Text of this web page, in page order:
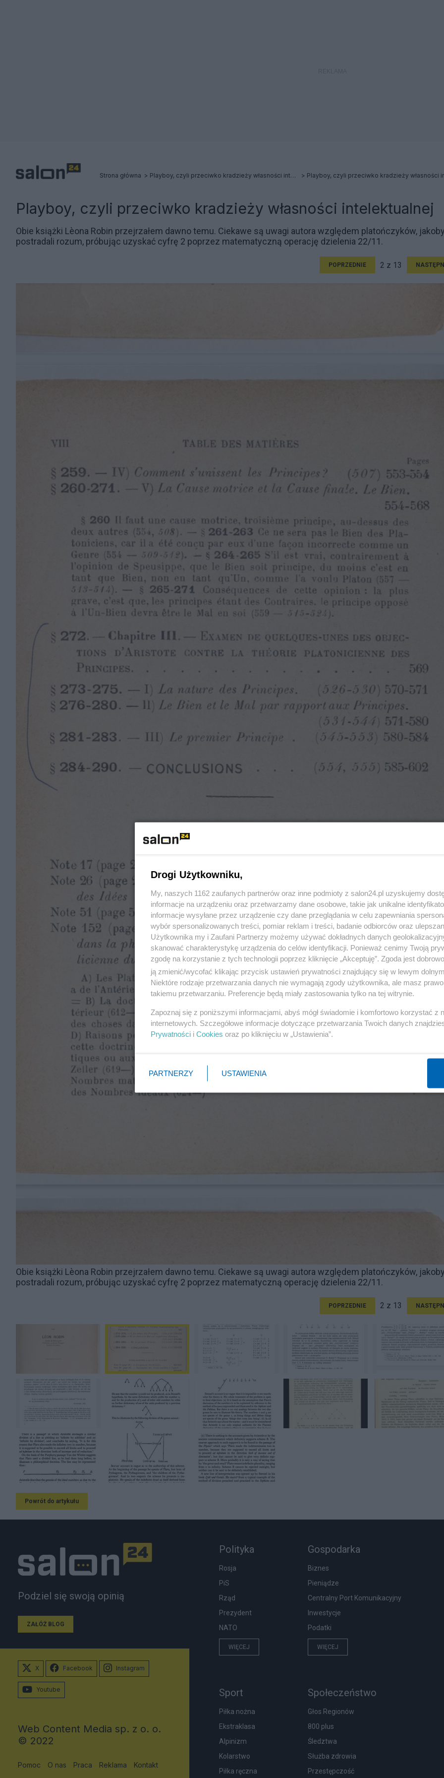
Strona główna Playboy, czyli przeciwko kradzieży własności intelektualnej. (cz. I i II) Playboy, czyli przeciwko kradzieży własności
Playboy, czyli przeciwko kradzieży własności intelektualnej
Obie książki Lèona Robin przejrzałem dawno temu. Ciekawe są uwagi autora względem platończyków,
postradali rozum, próbując uzyskać cyfrę 2 poprzez matematyczną operację dzielenia 22/11.
POPRZEDNIE 2 z 13
Obie książki Lèona Robin przejrzałem dawno temu. Ciekawe są uwagi autora względem platończyków,
postradali rozum, próbując uzyskać cyfrę 2 poprzez matematyczną operację dzielenia 22/11.
POPRZEDNIE 2 z 13
Powrót do artykułu
Podziel się swoją opinią
ZAŁÓŻ BLOG
Polityka
Rosja
PiS
Rząd
Prezydent
NATO
WIĘCEJ
Gospodarka
Biznes
Pieniądze
Centralny Port Komunikacyjny
Inwestycje
Podatki
WIĘCEJ
Sport
Piłka nożna
Ekstraklasa
Alpinizm
Kolarstwo
Piłka ręczna
Społeczeństwo
Głos Regionów
800 plus
Śledztwa
Służba zdrowia
Przestępczość
X Facebook Instagram
Youtube
Web Content Media sp. z o. o.
© 2022
Pomoc O nas Praca Reklama Kontakt
Drogi Użytkowniku,
My, naszych 1162 zaufanych partnerów oraz inne podmioty z salon24.pl uzyskujemy
informacje na urządzeniu oraz przetwarzamy dane osobowe, takie jak unikalne
informacje wysyłane przez urządzenie czy dane przeglądania w celu zapewniania
wybór spersonalizowanych treści, pomiar reklam i treści, badanie odbiorców oraz
Użytkownika my i Zaufani Partnerzy możemy używać dokładnych danych
skanować charakterystykę urządzenia do celów identyfikacji. Ponieważ cenimy Twoją
zgodę na korzystanie z tych technologii poprzez kliknięcie „Akceptuję”. Zgoda jest
ją zmienić/wycofać klikając przycisk ustawień prywatności znajdujący się w lewym
Niektóre rodzaje przetwarzania danych nie wymagają zgody użytkownika, ale masz
takiemu przetwarzaniu. Preferencje będą miały zastosowania tylko na tej witrynie.
Zapoznaj się z poniższymi informacjami, abyś mógł świadomie i komfortowo korzystać z
internetowych. Szczegółowe informacje dotyczące przetwarzania Twoich danych
Prywatności i Cookies oraz po kliknięciu w „Ustawienia”.
PARTNERZY USTAWIENIA